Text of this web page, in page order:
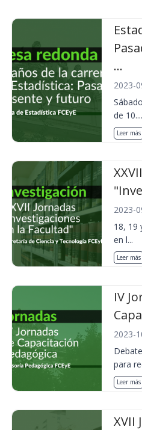
...
2023-
de 10....
Leer más
2023-
18, 19
en l...
Leer más
IV
2023-
para
Leer más
XVII